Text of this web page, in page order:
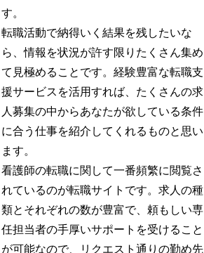
す。
転職活動で納得いく結果を残したいな
ら、情報を状況が許す限りたくさん集め
て見極めることです。経験豊富な転職支
援サービスを活用すれば、たくさんの求
人募集の中からあなたが欲している条件
に合う仕事を紹介してくれるものと思い
ます。
看護師の転職に関して一番頻繁に閲覧さ
れているのが転職サイトです。求人の種
類とそれぞれの数が豊富で、頼もしい専
任担当者の手厚いサポートを受けること
が可能なので、リクエスト通りの勤め先